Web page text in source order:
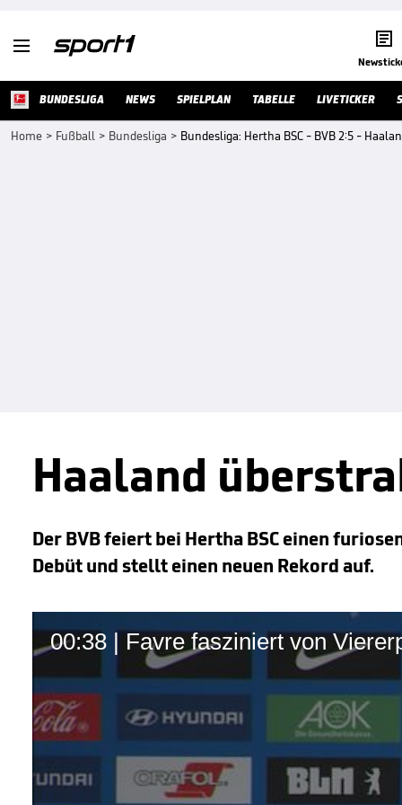
 
BUNDESLIGA NEWS SPIELPLAN TABELLE LIVETICKER
Home > Fußball > Bundesliga > Bundesliga: Hertha BSC - BVB 2:5 -
Haaland
Der BVB feiert bei Hertha BSC einen
Debüt und stellt einen neuen Rekord auf.
00:38 | Favre fasziniert von